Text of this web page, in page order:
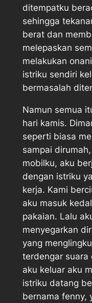
ditempatku
sehingga
berat dan
melepaskan
melakukan
istriku sendiri
bermasalah
Namun semua
hari kamis.
seperti biasa
sampai
mobilku, aku
dengan istriku
kerja. Kami
aku masuk
pakaian. Lalu
menyegarkan
yang
terdengar suara
aku keluar aku
istriku datang
bernama fenny,